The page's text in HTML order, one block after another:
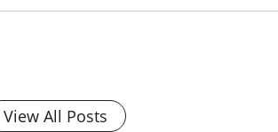
View All Posts